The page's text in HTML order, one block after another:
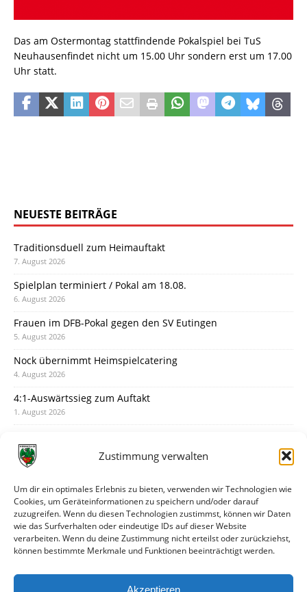
Zustimmung verwalten
Um dir ein optimales Erlebnis zu bieten, verwenden wir Technologien wie
Cookies, um Geräteinformationen zu speichern und/oder darauf
zuzugreifen. Wenn du diesen Technologien zustimmst, können wir Daten
wie das Surfverhalten oder eindeutige IDs auf dieser Website
verarbeiten. Wenn du deine Zustimmung nicht erteilst oder zurückziehst,
können bestimmte Merkmale und Funktionen beeinträchtigt werden.
Akzeptieren
Das am Ostermontag stattfindende Pokalspiel bei TuS
Neuhausenfindet nicht um 15.00 Uhr sondern erst um 17.00
Uhr statt.
NEUESTE BEITRÄGE
Traditionsduell zum Heimauftakt
7. August 2026
Spielplan terminiert / Pokal am 18.08.
6. August 2026
Frauen im DFB-Pokal gegen den SV Eutingen
5. August 2026
Nock übernimmt Heimspielcatering
4. August 2026
4:1-Auswärtssieg zum Auftakt
1. August 2026
31. Juli 2026
30. Juli 2026
Deine Spielminute: 89+1
28. Juli 2026
Neuer Rückensponsor
Neue Podcast-Folge: So tickt Björn!